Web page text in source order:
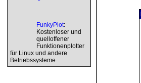
FunkyPlot:
Kostenloser und
quelloffener
Funktionenplotter
für Linux und andere
Betriebssysteme